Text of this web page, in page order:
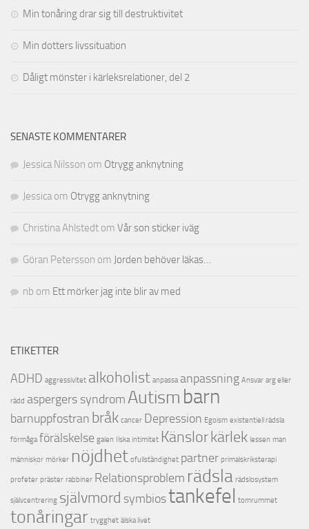
Min tonåring drar sig till destruktivitet
Min dotters livssituation
Dåligt mönster i kärleksrelationer, del 2
SENASTE KOMMENTARER
Jessica Nilsson om Otrygg anknytning
Jessica om Otrygg anknytning
Christina Ahlstedt om Vår son sticker iväg
Göran Petersson om Jorden behöver läkas…
nb om Ett mörker jag inte blir av med
ETIKETTER
ADHD aggressivitet alkoholist anpassa anpassning Ansvar arg eller
rädd aspergers syndromAutism barn
barnuppfostran bråk cancer Depression Egoism existentiell rädsla
förmåga förälskelse galen Ilska intimitet Känslorkärlek lessen man
människor mörker nöjdhet ofullständighet partner primalskriksterapi
profeter präster rabbiner Relationsproblem rädsla rädslosystem
självcentrering självmord symbiostankefel tomrummet
tonåringar trygghet älska livet